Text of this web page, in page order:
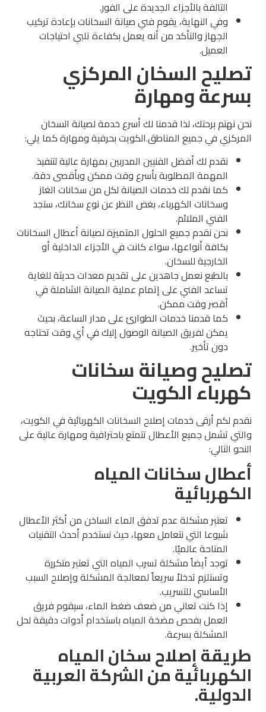
التالفة بالأجزاء الجديدة على الفور.
وفي النهاية، يقوم فني صيانة السخانات بإعادة تركيب
الجهاز والتأكد من أنه يعمل بكفاءة تلبي احتياجات
العميل.
تصليح السخان المركزي
بسرعة ومهارة
نحن نهتم برحتك، لذا قدمنا لك أسرع خدمة لصيانة السخان
المركزي في جميع المناطق.الكويت بحرفية ومهارة كما يلي:
نقدم لك أفضل الفنيين المدربين بمهارة عالية لتنفيذ
المهمة المطلوبة بأسرع وقت ممكن وبأقصى دقة.
كما نقدم لك خدمات الصيانة لكل من سخانات الغاز
وسخانات الكهرباء، بغض النظر عن نوع سخانك، ستجد
الفني الملائم.
نحن نقدم جميع الحلول المتميزة لصيانة أعطال السخانات
بكافة أنواعها، سواء كانت في الأجزاء الداخلية أو
الخارجية للسخان.
بالطبع نعمل جاهدين على تقديم معدات حديثة للغاية
تساعد الفني على إتمام عملية الصيانة الشاملة في
أقصر وقت ممكن.
كما قدمنا خدمات الطوارئ على مدار الساعة، بحيث
يمكن لفريق الصيانة الوصول إليك في أي وقت تحتاجه
دون تأخير.
تصليح وصيانة سخانات
كهرباء الكويت
نقدم لكم أرقى خدمات إصلاح السخانات الكهربائية في الكويت،
والتي تشمل جميع الأعطال تتمتع باحترافية ومهارة عالية على
النحو التالي:
أعطال سخانات المياه
الكهربائية
تعتبر مشكلة عدم تدفق الماء الساخن من أكثر الأعطال
شيوعا التي نتعامل معها، حيث نستخدم أحدث التقنيات
المتاحة عالميًا.
توجد أيضاً مشكلة تسرب المياه التي تعتبر متكررة
وتستلزم تدخلاً سريعاً لمعالجة المشكلة وإصلاح السبب
الأساسي للتسريب.
إذا كنت تعاني من ضعف ضغط الماء، سيقوم فريق
العمل بفحص مضخة المياه باستخدام أدوات دقيقة لحل
المشكلة بسرعة.
طريقة إصلاح سخان المياه
الكهربائية من الشركة العربية
الدولية.